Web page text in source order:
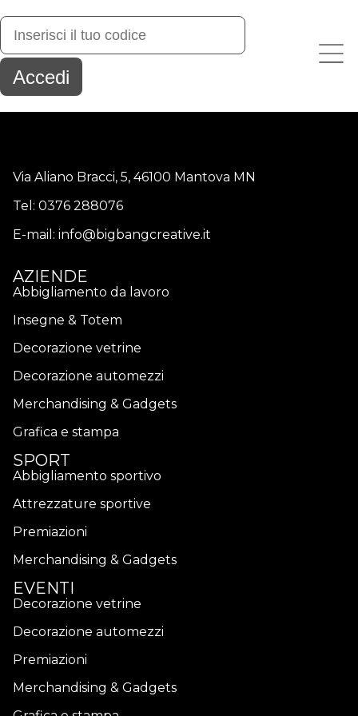
Via Aliano Bracci, 5, 46100 Mantova MN
Tel: 0376 288076
E-mail: info@bigbangcreative.it
AZIENDE
Abbigliamento da lavoro
Insegne & Totem
Decorazione vetrine
Decorazione automezzi
Merchandising & Gadgets
Grafica e stampa
SPORT
Abbigliamento sportivo
Attrezzature sportive
Premiazioni
Merchandising & Gadgets
EVENTI
Decorazione vetrine
Decorazione automezzi
Premiazioni
Merchandising & Gadgets